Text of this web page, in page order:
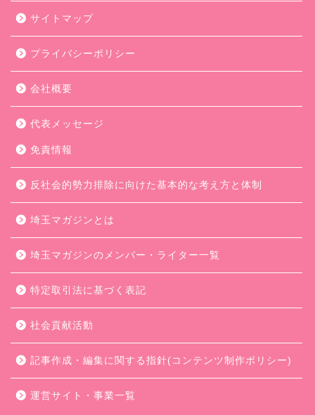
サイトマップ
プライバシーポリシー
会社概要
代表メッセージ
免責情報
反社会的勢力排除に向けた基本的な考え方と体制
埼玉マガジンとは
埼玉マガジンのメンバー・ライター一覧
特定取引法に基づく表記
社会貢献活動
記事作成・編集に関する指針(コンテンツ制作ポリシー)
運営サイト・事業一覧